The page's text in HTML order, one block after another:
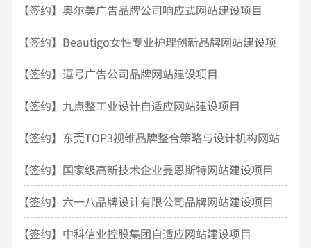
【签约】奥尔美广告品牌公司响应式网站建设项目
【签约】Beautigo女性专业护理创新品牌网站建设项
目
【签约】逗号广告公司品牌网站建设项目
【签约】九点整工业设计自适应网站建设项目
【签约】东莞TOP3视维品牌整合策略与设计机构网站
建设
【签约】国家级高新技术企业曼恩斯特网站建设项目
【签约】六一八品牌设计有限公司品牌网站建设项目
【签约】中科信业控股集团自适应网站建设项目